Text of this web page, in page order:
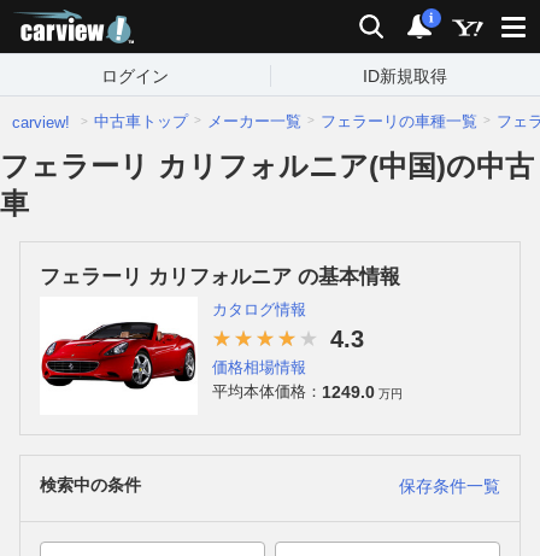
検索 通知
i
ログイン ID新規取得
carview! 中古車トップ メーカー一覧 フェラーリの車種一覧 フェ
フェラーリ カリフォルニア(中国)の中古
車
フェラーリ カリフォルニア の基本情報
カタログ情報
4.3
価格相場情報
平均本体価格： 1249.0 万円
検索中の条件 保存条件一覧